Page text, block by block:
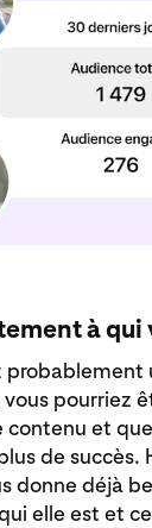
à qui
probablement
pourriez
contenu et
de succès.
donne déjà
elle est et